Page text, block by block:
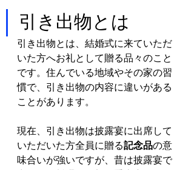
引き出物とは
引き出物とは、結婚式に来ていただ
いた方へお礼として贈る品々のこと
です。住んでいる地域やその家の習
慣で、引き出物の内容に違いがある
ことがあります。
現在、引き出物は披露宴に出席して
いただいた方全員に贈る記念品の意
味合いが強いですが、昔は披露宴で